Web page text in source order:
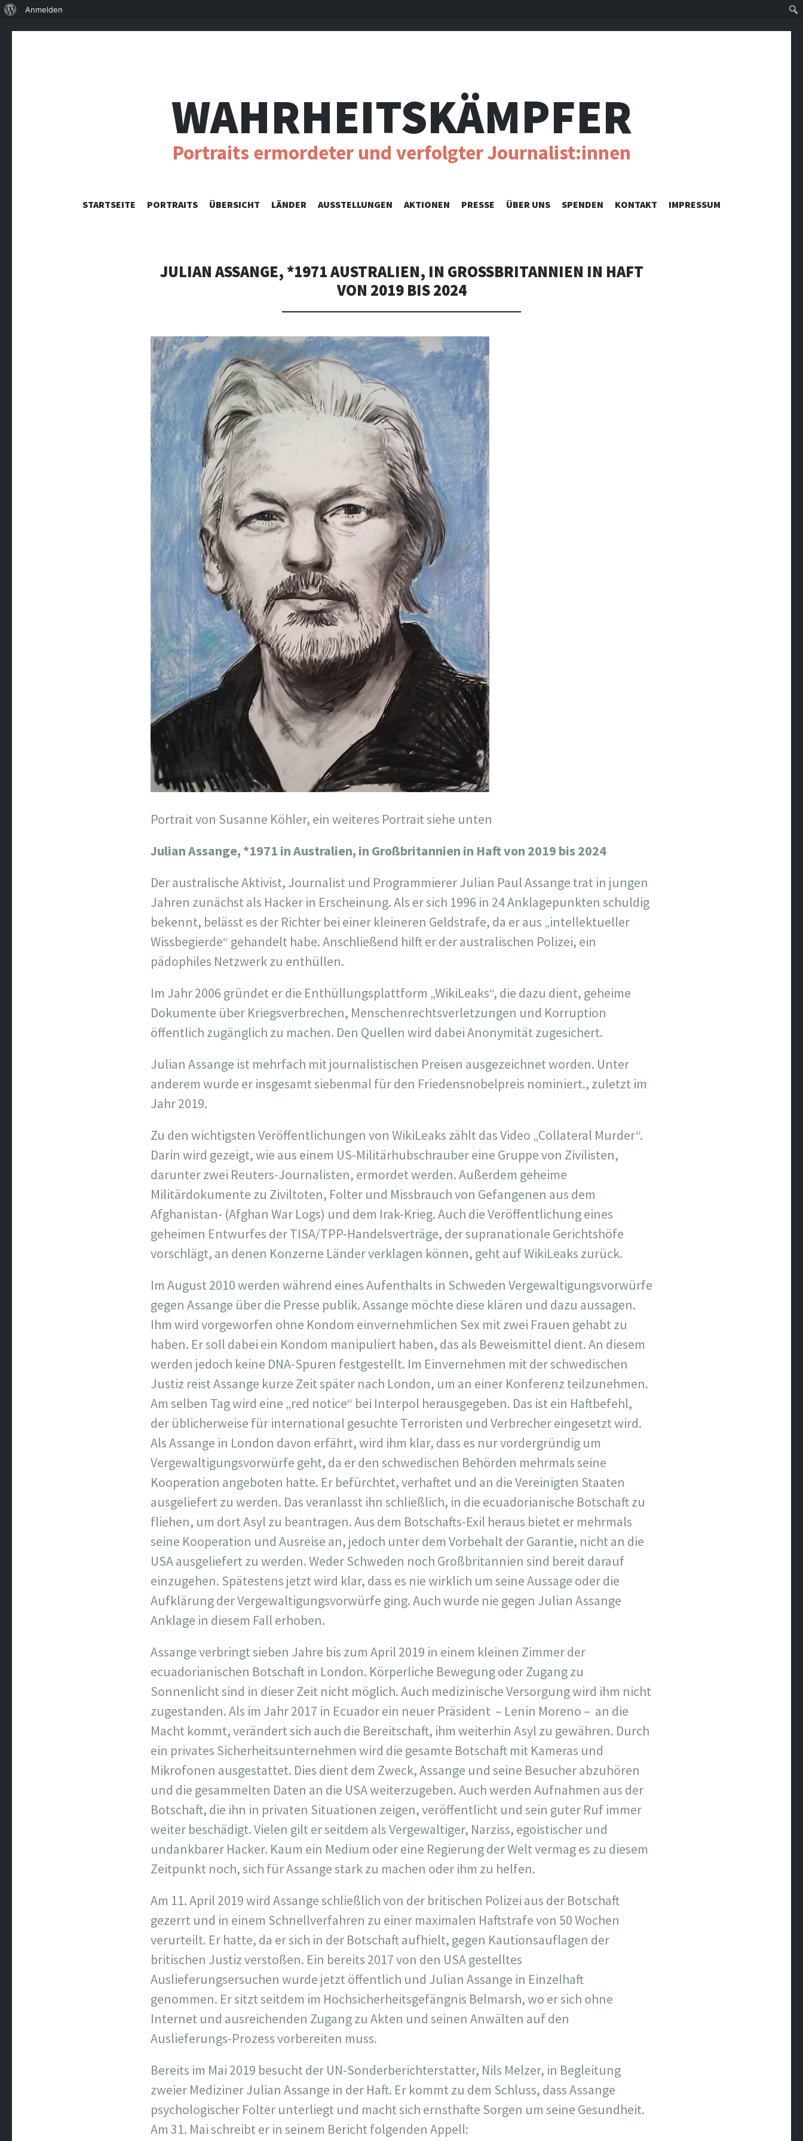
WAHRHEITSKÄMPFER
Portraits ermordeter und verfolgter Journalist:innen
SKIP
STARTSEITE PORTRAITS ÜBERSICHT LÄNDER AUSSTELLUNGEN AKTIONEN PRESSE ÜBER UNS SPENDEN KONTAKT IMPRESSUM
JULIAN ASSANGE, *1971 AUSTRALIEN, IN GROSSBRITANNIEN IN HAFT V
ON 2019 BIS 2024
Portrait von Susanne Köhler, ein weiteres Portrait siehe unten
Julian Assange, *1971 in Australien, in Großbritannien in Haft von 2019 bis 2024
Der australische Aktivist, Journalist und Programmierer Julian Paul Assange trat in jungen
Jahren zunächst als Hacker in Erscheinung. Als er sich 1996 in 24 Anklagepunkten schuldig
bekennt, belässt es der Richter bei einer kleineren Geldstrafe, da er aus „intellektueller
Wissbegierde“ gehandelt habe. Anschließend hilft er der australischen Polizei, ein
pädophiles Netzwerk zu enthüllen.
Im Jahr 2006 gründet er die Enthüllungsplattform „WikiLeaks“, die dazu dient, geheime
Dokumente über Kriegsverbrechen, Menschenrechtsverletzungen und Korruption
öffentlich zugänglich zu machen. Den Quellen wird dabei Anonymität zugesichert.
Julian Assange ist mehrfach mit journalistischen Preisen ausgezeichnet worden. Unter
anderem wurde er insgesamt siebenmal für den Friedensnobelpreis nominiert., zuletzt im
Jahr 2019.
Zu den wichtigsten Veröffentlichungen von WikiLeaks zählt das Video „Collateral Murder“.
Darin wird gezeigt, wie aus einem US-Militärhubschrauber eine Gruppe von Zivilisten,
darunter zwei Reuters-Journalisten, ermordet werden. Außerdem geheime
Militärdokumente zu Ziviltoten, Folter und Missbrauch von Gefangenen aus dem
Afghanistan- (Afghan War Logs) und dem Irak-Krieg. Auch die Veröffentlichung eines
geheimen Entwurfes der TISA/TPP-Handelsverträge, der supranationale Gerichtshöfe
vorschlägt, an denen Konzerne Länder verklagen können, geht auf WikiLeaks zurück.
Im August 2010 werden während eines Aufenthalts in Schweden Vergewaltigungsvorwürfe
gegen Assange über die Presse publik. Assange möchte diese klären und dazu aussagen.
Ihm wird vorgeworfen ohne Kondom einvernehmlichen Sex mit zwei Frauen gehabt zu
haben. Er soll dabei ein Kondom manipuliert haben, das als Beweismittel dient. An diesem
werden jedoch keine DNA-Spuren festgestellt. Im Einvernehmen mit der schwedischen
Justiz reist Assange kurze Zeit später nach London, um an einer Konferenz teilzunehmen.
Am selben Tag wird eine „red notice“ bei Interpol herausgegeben. Das ist ein Haftbefehl,
der üblicherweise für international gesuchte Terroristen und Verbrecher eingesetzt wird.
Als Assange in London davon erfährt, wird ihm klar, dass es nur vordergründig um
Vergewaltigungsvorwürfe geht, da er den schwedischen Behörden mehrmals seine
Kooperation angeboten hatte. Er befürchtet, verhaftet und an die Vereinigten Staaten
ausgeliefert zu werden. Das veranlasst ihn schließlich, in die ecuadorianische Botschaft zu
fliehen, um dort Asyl zu beantragen. Aus dem Botschafts-Exil heraus bietet er mehrmals
seine Kooperation und Ausreise an, jedoch unter dem Vorbehalt der Garantie, nicht an die
USA ausgeliefert zu werden. Weder Schweden noch Großbritannien sind bereit darauf
einzugehen. Spätestens jetzt wird klar, dass es nie wirklich um seine Aussage oder die
Aufklärung der Vergewaltigungsvorwürfe ging. Auch wurde nie gegen Julian Assange
Anklage in diesem Fall erhoben.
Assange verbringt sieben Jahre bis zum April 2019 in einem kleinen Zimmer der
ecuadorianischen Botschaft in London. Körperliche Bewegung oder Zugang zu
Sonnenlicht sind in dieser Zeit nicht möglich. Auch medizinische Versorgung wird ihm nicht
zugestanden. Als im Jahr 2017 in Ecuador ein neuer Präsident – Lenin Moreno – an die
Macht kommt, verändert sich auch die Bereitschaft, ihm weiterhin Asyl zu gewähren. Durch
ein privates Sicherheitsunternehmen wird die gesamte Botschaft mit Kameras und
Mikrofonen ausgestattet. Dies dient dem Zweck, Assange und seine Besucher abzuhören
und die gesammelten Daten an die USA weiterzugeben. Auch werden Aufnahmen aus der
Botschaft, die ihn in privaten Situationen zeigen, veröffentlicht und sein guter Ruf immer
weiter beschädigt. Vielen gilt er seitdem als Vergewaltiger, Narziss, egoistischer und
undankbarer Hacker. Kaum ein Medium oder eine Regierung der Welt vermag es zu diesem
Zeitpunkt noch, sich für Assange stark zu machen oder ihm zu helfen.
Am 11. April 2019 wird Assange schließlich von der britischen Polizei aus der Botschaft
gezerrt und in einem Schnellverfahren zu einer maximalen Haftstrafe von 50 Wochen
verurteilt. Er hatte, da er sich in der Botschaft aufhielt, gegen Kautionsauflagen der
britischen Justiz verstoßen. Ein bereits 2017 von den USA gestelltes
Auslieferungsersuchen wurde jetzt öffentlich und Julian Assange in Einzelhaft
genommen. Er sitzt seitdem im Hochsicherheitsgefängnis Belmarsh, wo er sich ohne
Internet und ausreichenden Zugang zu Akten und seinen Anwälten auf den
Auslieferungs-Prozess vorbereiten muss.
Bereits im Mai 2019 besucht der UN-Sonderberichterstatter, Nils Melzer, in Begleitung
zweier Mediziner Julian Assange in der Haft. Er kommt zu dem Schluss, dass Assange
psychologischer Folter unterliegt und macht sich ernsthafte Sorgen um seine Gesundheit.
Am 31. Mai schreibt er in seinem Bericht folgenden Appell:
Über
Anmelden